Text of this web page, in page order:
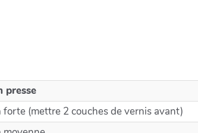
presse
forte (mettre 2 couches de vernis avant)